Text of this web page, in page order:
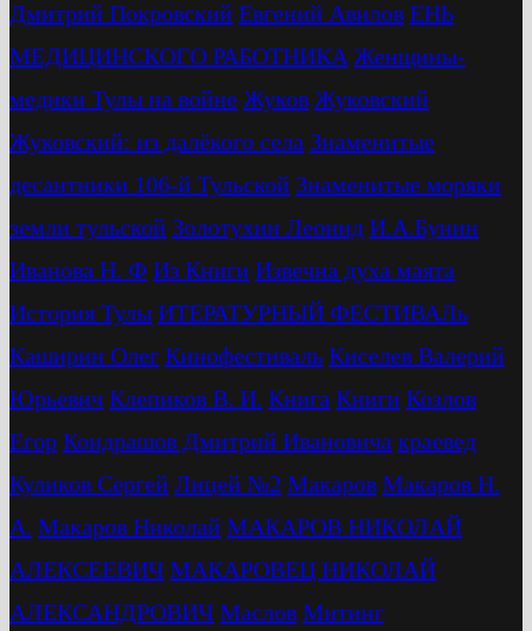
Дмитрий Покровский Евгений Авилов ЕНЬ
МЕДИЦИНСКОГО РАБОТНИКА Женщины-
медики Тулы на войне Жуков Жуковский
Жуковский: из далёкого села Знаменитые
десантники 106-й Тульской Знаменитые моряки
земли тульской Золотухин Леонид И.А.Бунин
Иванова Н. Ф Из Книги Извечна духа маята
История Тулы ИТЕРАТУРНЫЙ ФЕСТИВАЛь
Каширин Олег Кинофестиваль Киселев Валерий
Юрьевич Клепиков В. И. Книга Книги Козлов
Егор Кондрашов Дмитрий Ивановича краевед
Куликов Сергей Лицей №2 Макаров Макаров Н.
А. Макаров Николай МАКАРОВ НИКОЛАЙ
АЛЕКСЕЕВИЧ МАКАРОВЕЦ НИКОЛАЙ
АЛЕКСАНДРОВИЧ Маслов Митинг